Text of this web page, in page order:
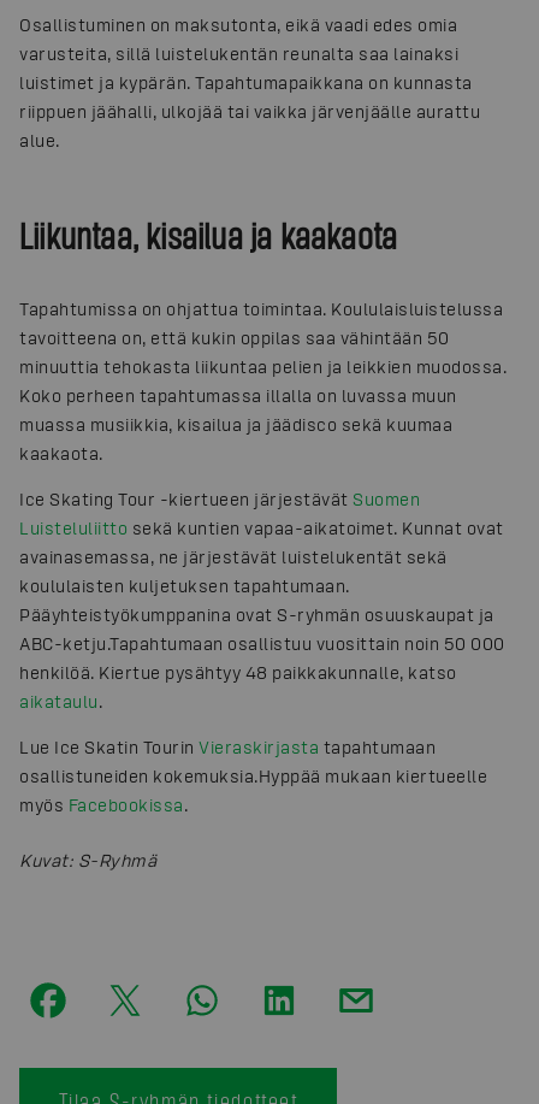
Osallistuminen on maksutonta, eikä vaadi edes omia
varusteita, sillä luistelukentän reunalta saa lainaksi
luistimet ja kypärän. Tapahtumapaikkana on kunnasta
riippuen jäähalli, ulkojää tai vaikka järvenjäälle aurattu
alue.
Liikuntaa, kisailua ja kaakaota
Tapahtumissa on ohjattua toimintaa. Koululaisluistelussa
tavoitteena on, että kukin oppilas saa vähintään 50
minuuttia tehokasta liikuntaa pelien ja leikkien muodossa.
Koko perheen tapahtumassa illalla on luvassa muun
muassa musiikkia, kisailua ja jäädisco sekä kuumaa
kaakaota.
Ice Skating Tour -kiertueen järjestävät Suomen
Luisteluliitto sekä kuntien vapaa-aikatoimet. Kunnat ovat
avainasemassa, ne järjestävät luistelukentät sekä
koululaisten kuljetuksen tapahtumaan.
Pääyhteistyökumppanina ovat S-ryhmän osuuskaupat ja
ABC-ketju.Tapahtumaan osallistuu vuosittain noin 50 000
henkilöä. Kiertue pysähtyy 48 paikkakunnalle, katso
aikataulu.
Lue Ice Skatin Tourin Vieraskirjasta tapahtumaan
osallistuneiden kokemuksia.Hyppää mukaan kiertueelle
myös Facebookissa.
Kuvat: S-Ryhmä